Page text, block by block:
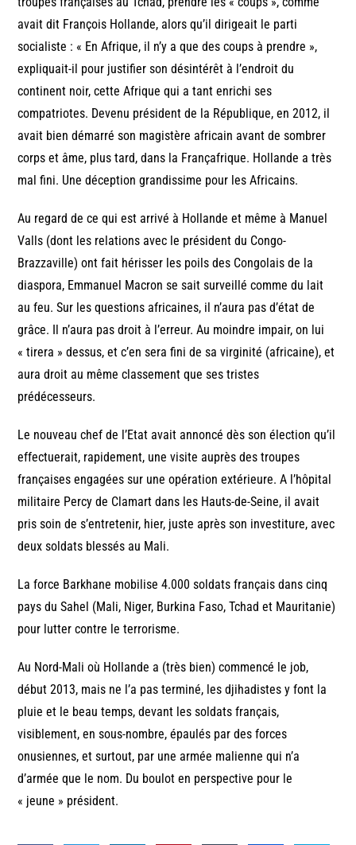
avait dit François Hollande, alors qu’il dirigeait le parti
socialiste : « En Afrique, il n’y a que des coups à prendre »,
expliquait-il pour justifier son désintérêt à l’endroit du
continent noir, cette Afrique qui a tant enrichi ses
compatriotes. Devenu président de la République, en 2012, il
avait bien démarré son magistère africain avant de sombrer
corps et âme, plus tard, dans la Françafrique. Hollande a très
mal fini. Une déception grandissime pour les Africains.
Au regard de ce qui est arrivé à Hollande et même à Manuel
Valls (dont les relations avec le président du Congo-
Brazzaville) ont fait hérisser les poils des Congolais de la
diaspora, Emmanuel Macron se sait surveillé comme du lait
au feu. Sur les questions africaines, il n’aura pas d’état de
grâce. Il n’aura pas droit à l’erreur. Au moindre impair, on lui
« tirera » dessus, et c’en sera fini de sa virginité (africaine), et
aura droit au même classement que ses tristes
prédécesseurs.
Le nouveau chef de l’Etat avait annoncé dès son élection qu’il
effectuerait, rapidement, une visite auprès des troupes
françaises engagées sur une opération extérieure. A l’hôpital
militaire Percy de Clamart dans les Hauts-de-Seine, il avait
pris soin de s’entretenir, hier, juste après son investiture, avec
deux soldats blessés au Mali.
La force Barkhane mobilise 4.000 soldats français dans cinq
pays du Sahel (Mali, Niger, Burkina Faso, Tchad et Mauritanie)
pour lutter contre le terrorisme.
Au Nord-Mali où Hollande a (très bien) commencé le job,
début 2013, mais ne l’a pas terminé, les djihadistes y font la
pluie et le beau temps, devant les soldats français,
visiblement, en sous-nombre, épaulés par des forces
onusiennes, et surtout, par une armée malienne qui n’a
d’armée que le nom. Du boulot en perspective pour le
« jeune » président.